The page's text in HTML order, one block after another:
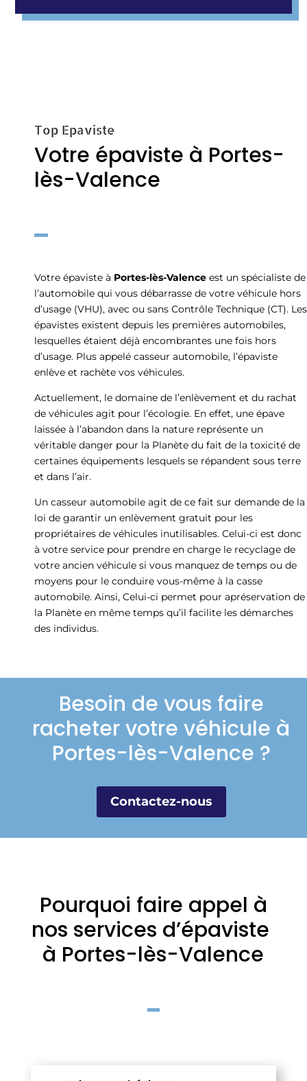
Top Epaviste
Votre épaviste à Portes-
lès-Valence
Votre épaviste à Portes-lès-Valence est un spécialiste de
l’automobile qui vous débarrasse de votre véhicule hors
d’usage (VHU), avec ou sans Contrôle Technique (CT). Les
épavistes existent depuis les premières automobiles,
lesquelles étaient déjà encombrantes une fois hors
d’usage. Plus appelé casseur automobile, l’épaviste
enlève et rachète vos véhicules.
Actuellement, le domaine de l’enlèvement et du rachat
de véhicules agit pour l’écologie. En effet, une épave
laissée à l’abandon dans la nature représente un
véritable danger pour la Planète du fait de la toxicité de
certaines équipements lesquels se répandent sous terre
et dans l’air.
Un casseur automobile agit de ce fait sur demande de la
loi de garantir un enlèvement gratuit pour les
propriétaires de véhicules inutilisables. Celui-ci est donc
à votre service pour prendre en charge le recyclage de
votre ancien véhicule si vous manquez de temps ou de
moyens pour le conduire vous-même à la casse
automobile. Ainsi, Celui-ci permet pour apréservation de
la Planète en même temps qu’il facilite les démarches
des individus.
Besoin de vous faire
racheter votre véhicule à
Portes-lès-Valence ?
Contactez-nous
Pourquoi faire appel à
nos services d’épaviste
à Portes-lès-Valence